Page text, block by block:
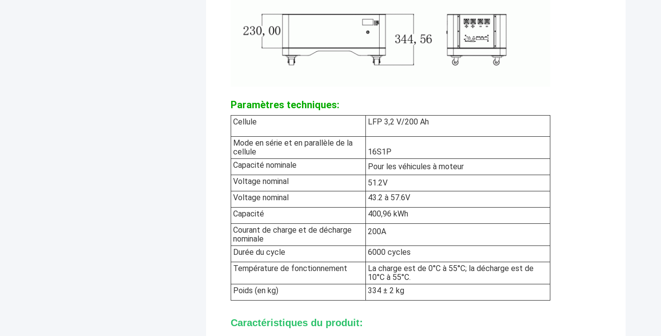
Paramètres techniques:
Cellule LFP 3,2 V/200 Ah
Mode en série et en parallèle de la
cellule
16S1P
Capacité nominale
Pour les véhicules à moteur
Voltage nominal
51.2V
Voltage nominal
43.2 à 57.6V
Capacité
400,96 kWh
Courant de charge et de décharge
nominale
200A
Durée du cycle
6000 cycles
Température de fonctionnement
La charge est de 0°C à 55°C; la décharge est de
10°C à 55°C.
Poids (en kg)
334 ± 2 kg
Caractéristiques du produit: